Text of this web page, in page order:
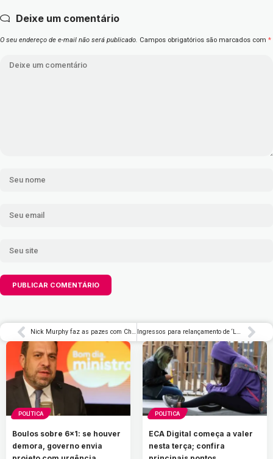
Deixe um comentário
O seu endereço de e-mail não será publicado. Campos obrigatórios são marcados com *
Nick Murphy faz as pazes com Chet Faker: ‘Foi um experimento, eu o aceitei’ – Rolling Stone Brasil Ingressos para relançamento de ‘Lua Nova’ já estão à venda – Rolling Stone Brasil
POLÍTICA
Boulos sobre 6×1: se houver
demora, governo envia
POLÍTICA
ECA Digital começa a valer
nesta terça; confira